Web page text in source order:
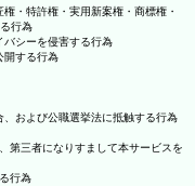
・特許権・実用新案権・商標権・
行為
バシーを侵害する行為
開する行為
および公職選挙法に抵触する行為
第三者になりすまして本サービスを
行為